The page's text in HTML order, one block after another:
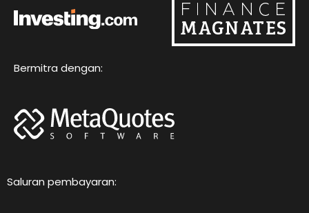
Bermitra dengan:
Saluran pembayaran: